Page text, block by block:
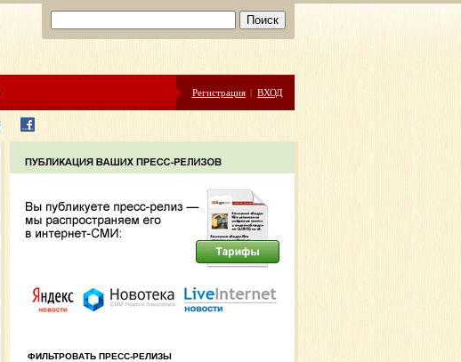
Регистрация | ВХОД
ФИЛЬТРОВАТЬ ПРЕСС-РЕЛИЗЫ